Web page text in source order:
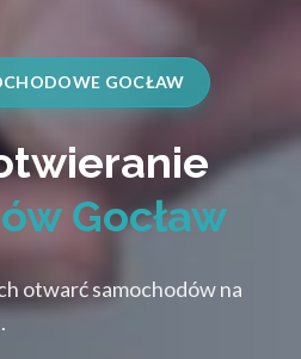
GOCŁAW
Gocław
otwarć samochodów na